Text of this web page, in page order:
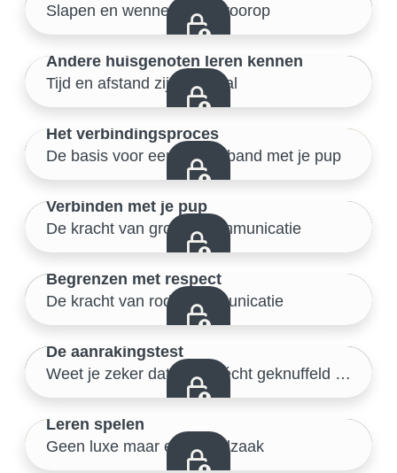
Veilige start thuis
Slapen en wennen staat voorop
Veilige start thuis
Andere huisgenoten leren kennen
Tijd en afstand zijn cruciaal
Veilige start thuis
Het verbindingsproces
De basis voor een sterke band met je pup
Veilige start thuis
Verbinden met je pup
De kracht van groene communicatie
Veilige start thuis
Begrenzen met respect
De kracht van rode communicatie
Veilige start thuis
De aanrakingstest
Weet je zeker dat je pup écht geknuffeld wil worden?
Veilige start thuis
Leren spelen
Geen luxe maar een noodzaak